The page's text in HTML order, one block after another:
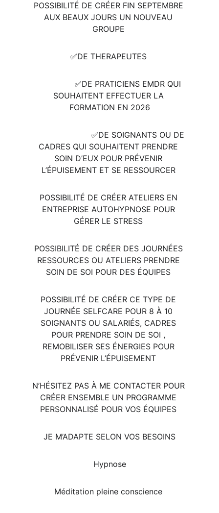
POSSIBILITÉ DE CRÉER FIN SEPTEMBRE
AUX BEAUX JOURS UN NOUVEAU
GROUPE
✅️DE THERAPEUTES
SOUHAITENT EFFECTUER LA
FORMATION EN 2026
CADRES QUI SOUHAITENT PRENDRE
SOIN D’EUX POUR PRÉVENIR
L’ÉPUISEMENT ET SE RESSOURCER
POSSIBILITÉ DE CRÉER ATELIERS EN
ENTREPRISE AUTOHYPNOSE POUR
GÉRER LE STRESS
POSSIBILITÉ DE CRÉER DES JOURNÉES
RESSOURCES OU ATELIERS PRENDRE
SOIN DE SOI POUR DES ÉQUIPES
POSSIBILITÉ DE CRÉER CE TYPE DE
JOURNÉE SELFCARE POUR 8 À 10
SOIGNANTS OU SALARIÉS, CADRES
POUR PRENDRE SOIN DE SOI ,
REMOBILISER SES ÉNERGIES POUR
PRÉVENIR L’ÉPUISEMENT
N’HÉSITEZ PAS À ME CONTACTER POUR
CRÉER ENSEMBLE UN PROGRAMME
PERSONNALISÉ POUR VOS ÉQUIPES
JE M’ADAPTE SELON VOS BESOINS
Hypnose
Méditation pleine conscience